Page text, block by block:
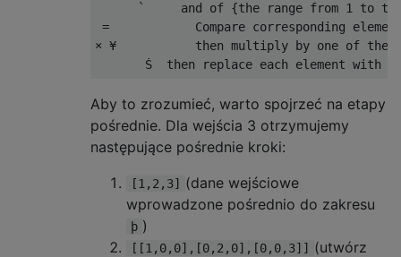
`     and of {the range from 1 to
=            Compare corresponding
× ¥           then multiply by one of the
Aby to zrozumieć, warto spojrzeć na etapy
pośrednie. Dla wejścia 3 otrzymujemy
następujące pośrednie kroki:
[1,2,3]
(dane wejściowe
wprowadzone pośrednio do zakresu
þ )
[[1,0,0],[0,2,0],[0,0,3]]
(utwórz